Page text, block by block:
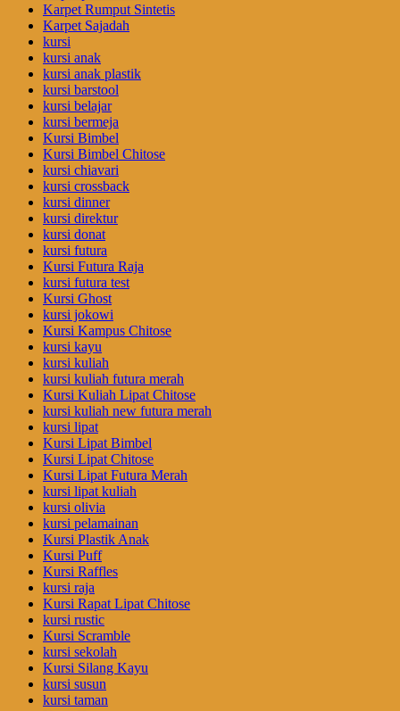
Karpet Rumput Sintetis
Karpet Sajadah
kursi
kursi anak
kursi anak plastik
kursi barstool
kursi belajar
kursi bermeja
Kursi Bimbel
Kursi Bimbel Chitose
kursi chiavari
kursi crossback
kursi dinner
kursi direktur
kursi donat
kursi futura
Kursi Futura Raja
kursi futura test
Kursi Ghost
kursi jokowi
Kursi Kampus Chitose
kursi kayu
kursi kuliah
kursi kuliah futura merah
Kursi Kuliah Lipat Chitose
kursi kuliah new futura merah
kursi lipat
Kursi Lipat Bimbel
Kursi Lipat Chitose
Kursi Lipat Futura Merah
kursi lipat kuliah
kursi olivia
kursi pelamainan
Kursi Plastik Anak
Kursi Puff
Kursi Raffles
kursi raja
Kursi Rapat Lipat Chitose
kursi rustic
Kursi Scramble
kursi sekolah
Kursi Silang Kayu
kursi susun
kursi taman